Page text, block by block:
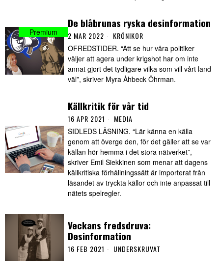
De blåbrunas ryska desinformation
2 MAR 2022 KRÖNIKOR
OFREDSTIDER. “Att se hur våra politiker
väljer att agera under krigshot har om inte
annat gjort det tydligare vilka som vill vårt land
väl”, skriver Myra Åhbeck Öhrman.
Källkritik för vår tid
16 APR 2021 MEDIA
SIDLEDS LÄSNING. “Lär känna en källa
genom att överge den, för det gäller att se var
källan hör hemma i det stora nätverket”,
skriver Emil Siekkinen som menar att dagens
källkritiska förhållningssätt är importerat från
läsandet av tryckta källor och inte anpassat till
nätets spelregler.
Veckans fredsdruva:
Desinformation
16 FEB 2021 UNDERSKRUVAT